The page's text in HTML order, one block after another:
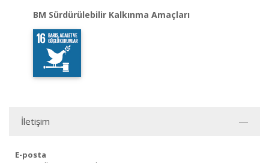
BM Sürdürülebilir Kalkınma Amaçları
İletişim
E-posta